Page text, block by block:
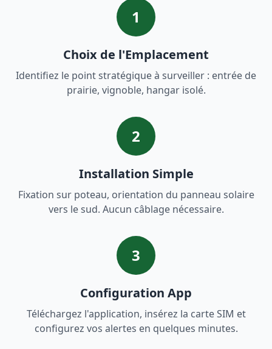
1
Choix de l'Emplacement
Identifiez le point stratégique à surveiller : entrée de
prairie, vignoble, hangar isolé.
2
Installation Simple
Fixation sur poteau, orientation du panneau solaire
vers le sud. Aucun câblage nécessaire.
3
Configuration App
Téléchargez l'application, insérez la carte SIM et
configurez vos alertes en quelques minutes.